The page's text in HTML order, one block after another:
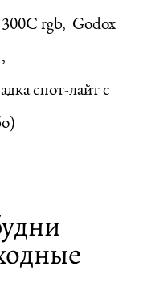
rgb, Godox
спот-лайт с